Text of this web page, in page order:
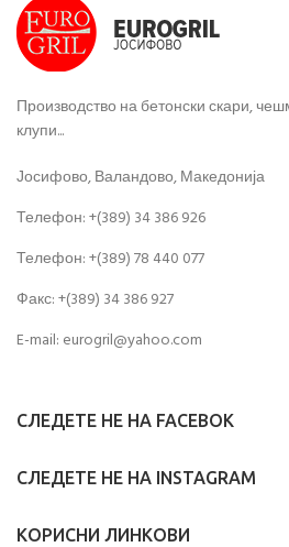
Производство на бетонски скари,
клупи...
Јосифово, Валандово, Македонија
Телефон: +(389) 34 386 926
Телефон: +(389) 78 440 077
Факс: +(389) 34 386 927
E-mail: eurogril@yahoo.com
СЛЕДЕТЕ НЕ НА FACEBOK
СЛЕДЕТЕ НЕ НА INSTAGRAM
КОРИСНИ ЛИНКОВИ